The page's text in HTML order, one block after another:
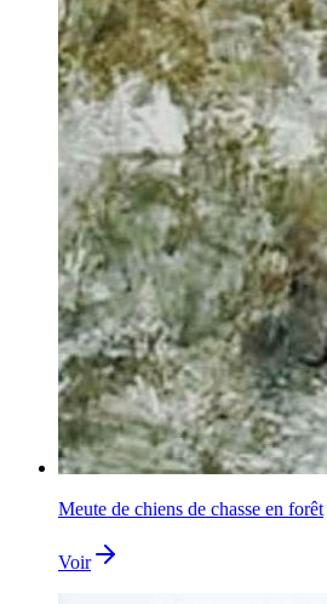
Meute de chiens de chasse en forêt
Voir